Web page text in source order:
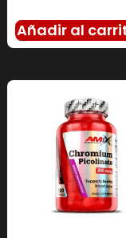
Añadir al